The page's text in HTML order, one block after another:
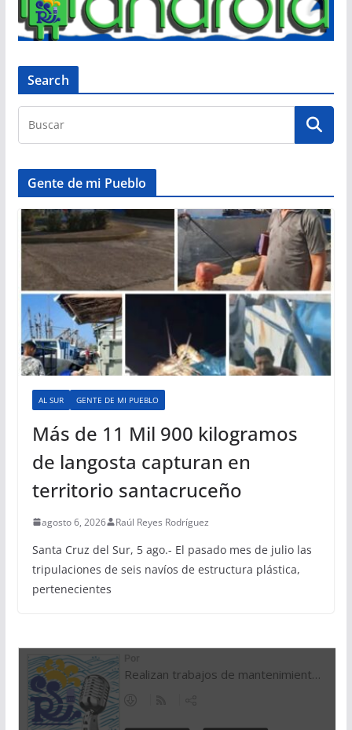
Search
Gente de mi Pueblo
AL SUR GENTE DE MI PUEBLO
Más de 11 Mil 900 kilogramos
de langosta capturan en
territorio santacruceño
agosto 6, 2026 Raúl Reyes Rodríguez
Santa Cruz del Sur, 5 ago.- El pasado mes de julio las
tripulaciones de seis navíos de estructura plástica,
pertenecientes